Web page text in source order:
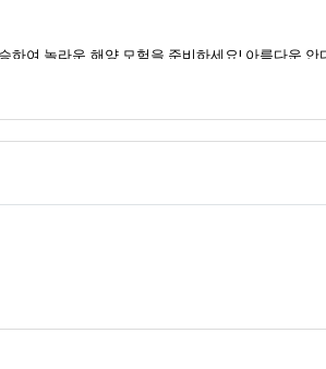
여 놀라운 해양 모험을 준비하세요! 아름다운
할 수 있도록 돕고 싶습니다. 여러분의 안전과